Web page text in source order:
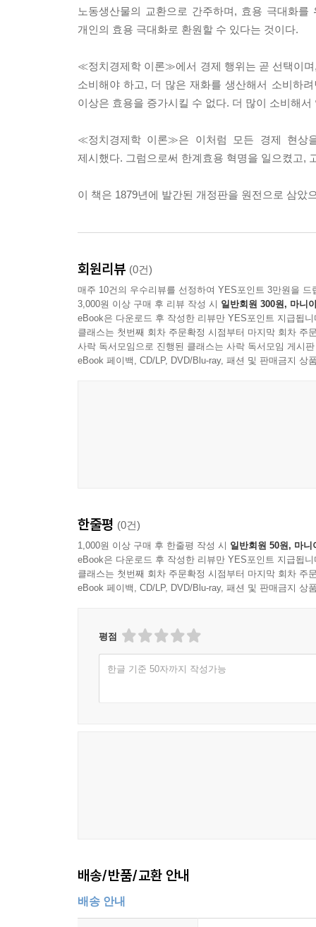
노동생산물의 교환으로 간주하며, 효용 극대화
개인의 효용 극대화로 환원할 수 있다는 것이다.
≪정치경제학 이론≫에서 경제 행위는 곧 선택이
소비해야 하고, 더 많은 재화를 생산해서 소비하
이상은 효용을 증가시킬 수 없다. 더 많이 소비해
≪정치경제학 이론≫은 이처럼 모든 경제 현상
제시했다. 그럼으로써 한계효용 혁명을 일으켰고,
이 책은 1879년에 발간된 개정판을 원전으로 삼았
회원리뷰 (0건)
매주 10건의 우수리뷰를 선정하여 YES포인트 3만원을 드
3,000원 이상 구매 후 리뷰 작성 시 일반회원 300원, 마니
eBook은 다운로드 후 작성한 리뷰만 YES포인트 지급됩니
클래스는 첫번째 회차 주문확정 시점부터 마지막 회차 주
사락 독서모임으로 진행된 클래스는 사락 독서모임 게시
eBook 페이백, CD/LP, DVD/Blu-ray, 패션 및 판매금지 상
한줄평 (0건)
1,000원 이상 구매 후 한줄평 작성 시 일반회원 50원, 마니
eBook은 다운로드 후 작성한 리뷰만 YES포인트 지급됩니
클래스는 첫번째 회차 주문확정 시점부터 마지막 회차 주
eBook 페이백, CD/LP, DVD/Blu-ray, 패션 및 판매금지 상
평점
한글 기준 50자까지 작성가능
배송/반품/교환 안내
배송 안내